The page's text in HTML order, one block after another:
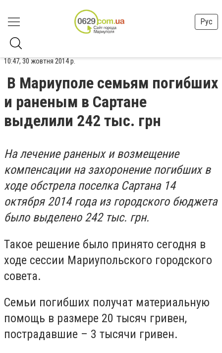
Рус
10:47, 30 жовтня 2014 р.
В Мариуполе семьям погибших
и раненым в Сартане
выделили 242 тыс. грн
На лечение раненых и возмещение
компенсации на захоронение погибших в
ходе обстрела поселка Сартана 14
октября 2014 года из городского бюджета
было выделено 242 тыс. грн.
Такое решение было принято сегодня в
ходе сессии Мариупольского городского
совета.
Семьи погибших получат материальную
помощь в размере 20 тысяч гривен,
пострадавшие – 3 тысячи гривен.